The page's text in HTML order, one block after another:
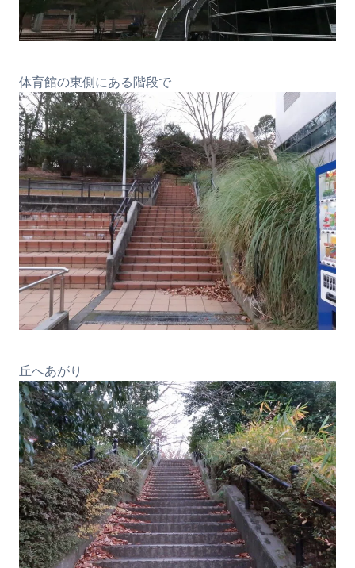
体育館の東側にある階段で
丘へあがり